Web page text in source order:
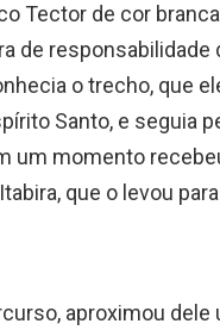
Tector de cor
de responsabilidade
o trecho, que
Santo, e seguia
um momento
que o levou
aproximou